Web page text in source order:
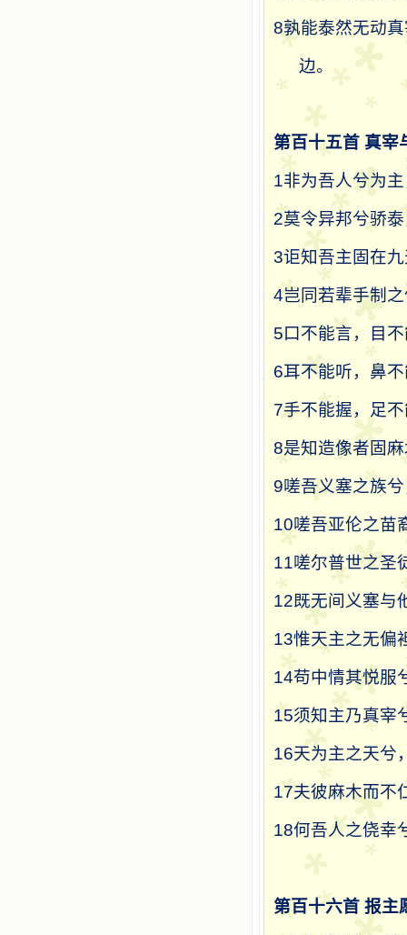
8孰能泰然无动
边。
第百十五首 真宰
1非为吾人兮为
2莫令异邦兮骄
3讵知吾主固在
4岂同若辈手制
5口不能言，目
6耳不能听，鼻
7手不能握，足
8是知造像者固
9嗟吾义塞之族
10嗟吾亚伦之苗
11嗟尔普世之圣
12既无间义塞与
13惟天主之无偏
14苟中情其悦服
15须知主乃真宰
16天为主之天兮
17夫彼麻木而不
18何吾人之侥幸
第百十六首 报主